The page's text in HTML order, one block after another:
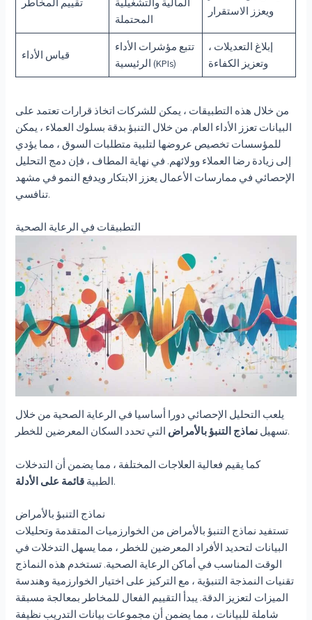
المحتملة
ويعزز الاستقرار
قياس الأداء
تتبع مؤشرات الأداء
الرئيسية (KPIs)
إبلاغ التعديلات ،
وتعزيز الكفاءة
من خلال هذه التطبيقات ، يمكن للشركات اتخاذ قرارات تعتمد على
البيانات تعزز الأداء العام. من خلال التنبؤ بدقة بسلوك العملاء ، يمكن
للمؤسسات تخصيص عروضها لتلبية متطلبات السوق ، مما يؤدي
إلى زيادة رضا العملاء وولائهم. في نهاية المطاف ، فإن دمج التحليل
الإحصائي في ممارسات الأعمال يعزز الابتكار ويدفع النمو في مشهد
تنافسي.
التطبيقات في الرعاية الصحية
يلعب التحليل الإحصائي دورا أساسيا في الرعاية الصحية من خلال
تسهيل نماذج التنبؤ بالأمراض التي تحدد السكان المعرضين للخطر.
كما يقيم فعالية العلاجات المختلفة ، مما يضمن أن التدخلات
الطبية قائمة على الأدلة .
نماذج التنبؤ بالأمراض
تستفيد نماذج التنبؤ بالأمراض من الخوارزميات المتقدمة وتحليلات
البيانات لتحديد الأفراد المعرضين للخطر ، مما يسهل التدخلات في
الوقت المناسب في أماكن الرعاية الصحية. تستخدم هذه النماذج
تقنيات النمذجة التنبؤية ، مع التركيز على اختيار الخوارزمية وهندسة
الميزات لتعزيز الدقة. يبدأ التقييم الفعال للمخاطر بمعالجة مسبقة
شاملة للبيانات ، مما يضمن أن مجموعات بيانات التدريب نظيفة